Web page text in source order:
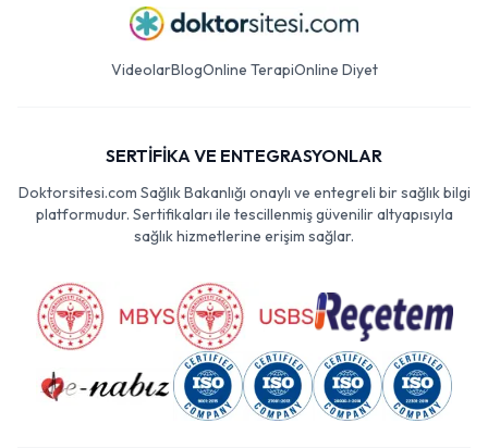
VideolarBlogOnline TerapiOnline Diyet
SERTİFİKA VE ENTEGRASYONLAR
Doktorsitesi.com Sağlık Bakanlığı onaylı ve entegreli bir sağlık bilgi
platformudur. Sertifikaları ile tescillenmiş güvenilir altyapısıyla
sağlık hizmetlerine erişim sağlar.